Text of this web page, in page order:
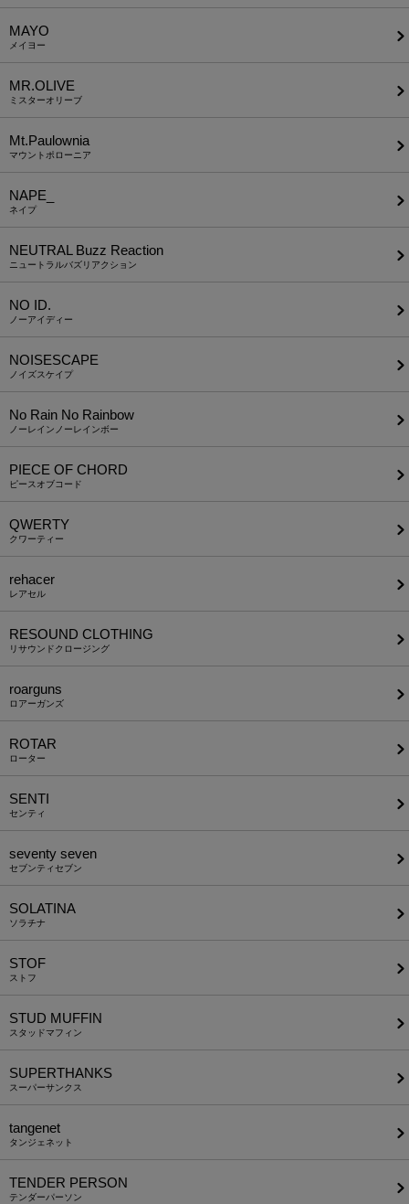
MAYO
メイヨー
MR.OLIVE
ミスターオリーブ
Mt.Paulownia
マウントポローニア
NAPE_
ネイプ
NEUTRAL Buzz Reaction
ニュートラルバズリアクション
NO ID.
ノーアイディー
NOISESCAPE
ノイズスケイプ
No Rain No Rainbow
ノーレインノーレインボー
PIECE OF CHORD
ピースオブコード
QWERTY
クワーティー
rehacer
レアセル
RESOUND CLOTHING
リサウンドクロージング
roarguns
ロアーガンズ
ROTAR
ローター
SENTI
センティ
seventy seven
セブンティセブン
SOLATINA
ソラチナ
STOF
ストフ
STUD MUFFIN
スタッドマフィン
SUPERTHANKS
スーパーサンクス
tangenet
タンジェネット
TENDER PERSON
テンダーパーソン